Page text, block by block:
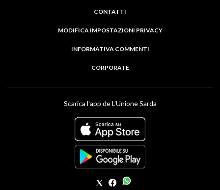
CONTATTI
MODIFICA IMPOSTAZIONI PRIVACY
INFORMATIVA COMMENTI
CORPORATE
Scarica l'app de L'Unione Sarda